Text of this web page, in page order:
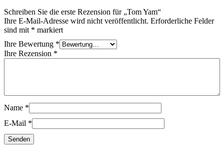
Schreiben Sie die erste Rezension für „Tom Yam“
Ihre E-Mail-Adresse wird nicht veröffentlicht. Erforderliche Felder
sind mit * markiert
Ihre Bewertung *
Ihre Rezension *
Name *
E-Mail *